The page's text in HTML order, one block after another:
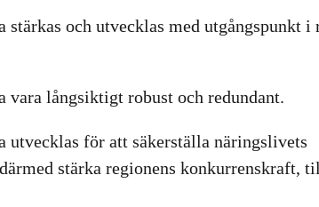
och utvecklas med utgångspunkt i
långsiktigt robust och redundant.
för att säkerställa näringslivets
stärka regionens konkurrenskraft,